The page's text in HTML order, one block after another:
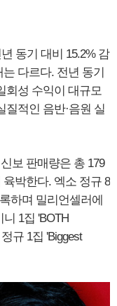
동기 대비 15.2% 감
다르다. 전년 동기
회성 수익이 대규모
질적인 음반·음원 실
보 판매량은 총 179
박한다. 엑소 정규 8
하며 밀리언셀러에
1집 'BOTH
규 1집 'Biggest